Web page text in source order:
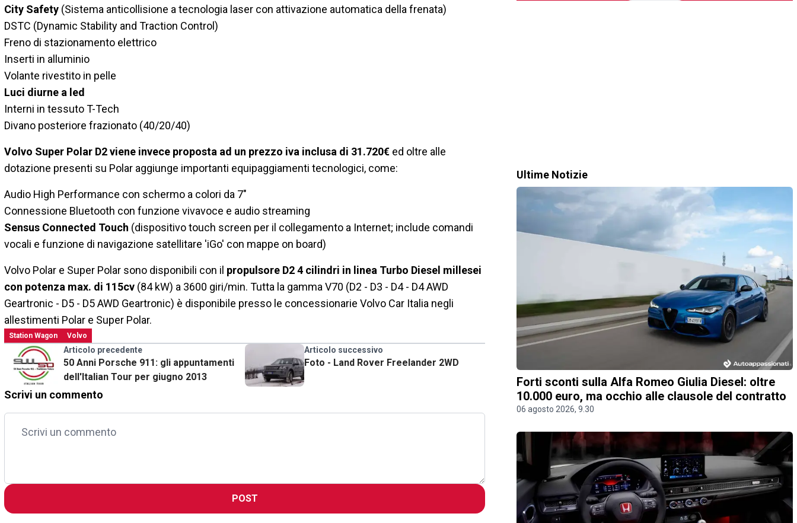
City Safety (Sistema anticollisione a tecnologia laser con attivazione automatica della frenata)
DSTC (Dynamic Stability and Traction Control)
Freno di stazionamento elettrico
Inserti in alluminio
Volante rivestito in pelle
Luci diurne a led
Interni in tessuto T-Tech
Divano posteriore frazionato (40/20/40)
Volvo Super Polar D2 viene invece proposta ad un prezzo iva inclusa di 31.720€ ed oltre alle
dotazione presenti su Polar aggiunge importanti equipaggiamenti tecnologici, come:
Audio High Performance con schermo a colori da 7"
Connessione Bluetooth con funzione vivavoce e audio streaming
Sensus Connected Touch (dispositivo touch screen per il collegamento a Internet; include comandi
vocali e funzione di navigazione satellitare 'iGo' con mappe on board)
Volvo Polar e Super Polar sono disponibili con il propulsore D2 4 cilindri in linea Turbo Diesel millesei
con potenza max. di 115cv (84 kW) a 3600 giri/min. Tutta la gamma V70 (D2 - D3 - D4 - D4 AWD
Geartronic - D5 - D5 AWD Geartronic) è disponibile presso le concessionarie Volvo Car Italia negli
allestimenti Polar e Super Polar.
Station Wagon Volvo
Articolo precedente
50 Anni Porsche 911: gli appuntamenti
dell'Italian Tour per giugno 2013
Articolo successivo
Foto - Land Rover Freelander 2WD
Scrivi un commento
POST
Ultime Notizie
Forti sconti sulla Alfa Romeo Giulia Diesel: oltre
10.000 euro, ma occhio alle clausole del contratto
06 agosto 2026, 9.30